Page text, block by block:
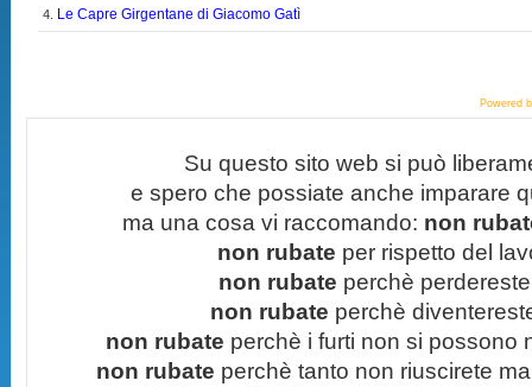
4. Le Capre Girgentane di Giacomo Gatì
Powered
Su questo sito web si può
e spero che possiate anche imparare
ma una cosa vi raccomando: non
non rubate per rispetto del
non rubate perchè
non rubate perchè
non rubate perchè i furti non si possono
non rubate perchè tanto non riuscirete